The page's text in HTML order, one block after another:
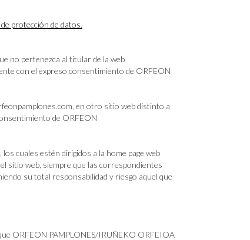
protección de datos.
no pertenezca al titular de la web
con el expreso consentimiento de ORFEON
en otro sitio web distinto a
de ORFEON
cuales estén dirigidos a la home page web
sitio web, siempre que las correspondientes
su total responsabilidad y riesgo aquel que
ORFEON PAMPLONES/IRUÑEKO ORFEIOA